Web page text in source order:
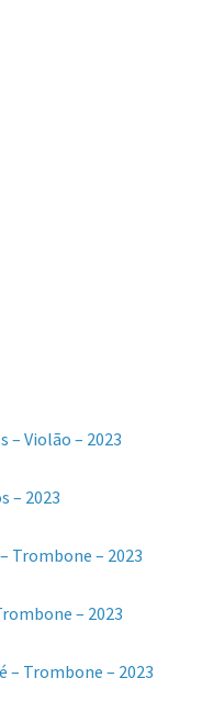
– Violão – 2023
– 2023
Trombone – 2023
– 2023
– Trombone – 2023